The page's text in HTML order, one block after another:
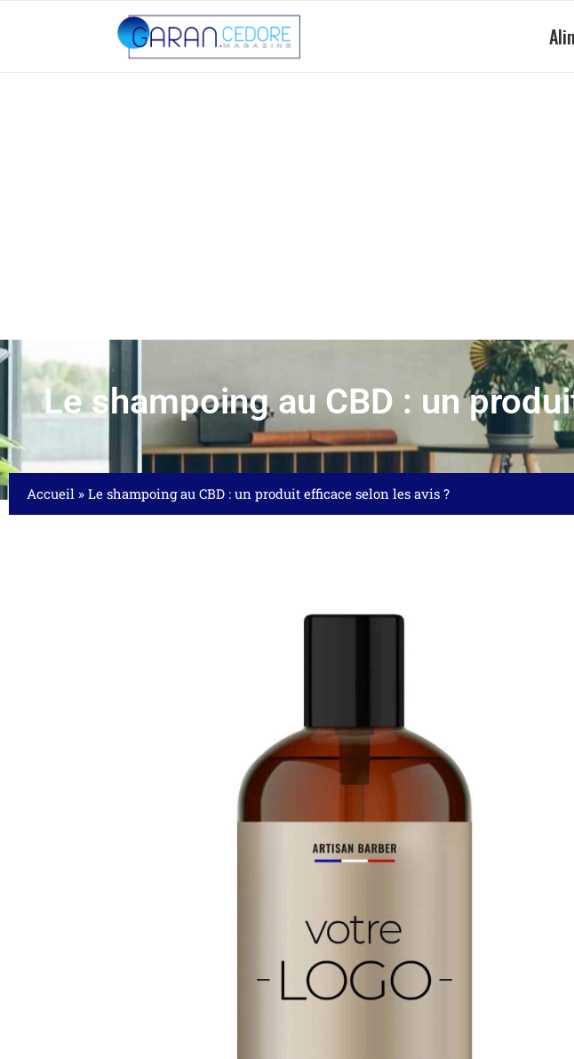
Le shampoing au CBD : un
Accueil » Le shampoing au CBD : un produit efficace selon les avis ?